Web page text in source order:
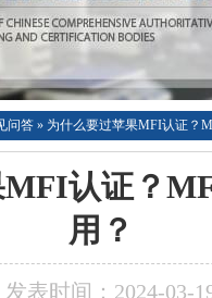
问答 » 为什么要过苹果MFI认证？
MFI认证？
用？
发表时间：2024-03-